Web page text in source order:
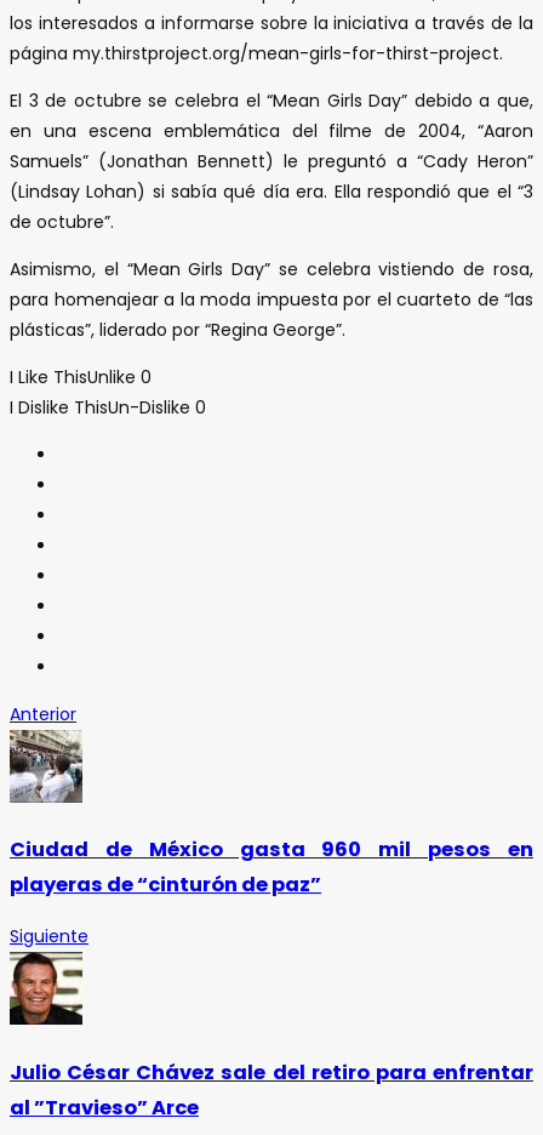
los interesados a informarse sobre la iniciativa a través de la
página my.thirstproject.org/mean-girls-for-thirst-project.
El 3 de octubre se celebra el “Mean Girls Day” debido a que,
en una escena emblemática del filme de 2004, “Aaron
Samuels” (Jonathan Bennett) le preguntó a “Cady Heron”
(Lindsay Lohan) si sabía qué día era. Ella respondió que el “3
de octubre”.
Asimismo, el “Mean Girls Day” se celebra vistiendo de rosa,
para homenajear a la moda impuesta por el cuarteto de “las
plásticas”, liderado por “Regina George”.
I Like ThisUnlike 0
I Dislike ThisUn-Dislike 0
Anterior
Ciudad de México gasta 960 mil pesos en
playeras de “cinturón de paz”
Siguiente
Julio César Chávez sale del retiro para enfrentar
al ”Travieso” Arce